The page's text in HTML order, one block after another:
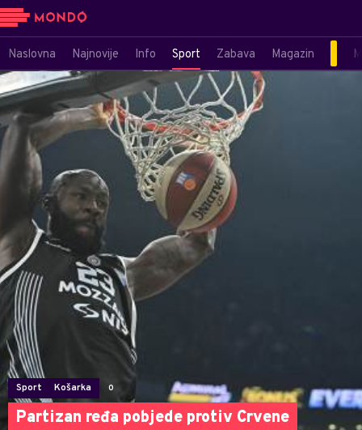
Naslovna Najnovije Info Sport Zabava Magazin
Sport Košarka 0
Partizan ređa pobjede protiv Crvene